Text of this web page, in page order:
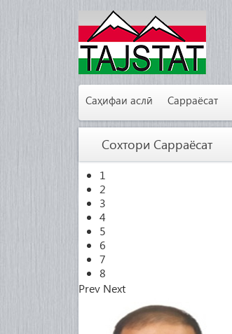
Саҳифаи аслӣ Сарраёсат
Сохтори Сарраёсат
1
2
3
4
5
6
7
8
Prev Next